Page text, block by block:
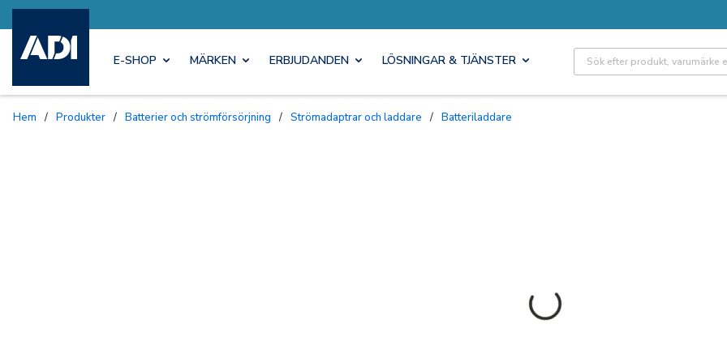
E-SHOP MÄRKEN ERBJUDANDEN LÖSNINGAR & TJÄNSTER Site Search
Hem / Produkter / Batterier och strömförsörjning / Strömadaptrar och laddare / Batteriladdare